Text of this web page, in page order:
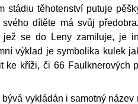
stádiu těhotenství putuje
dítěte má svůj
jež se do Leny zamiluje, je
výklad je symbolika kulek
ke kříži, či 66 Faulknerových
vykládán i samotný název